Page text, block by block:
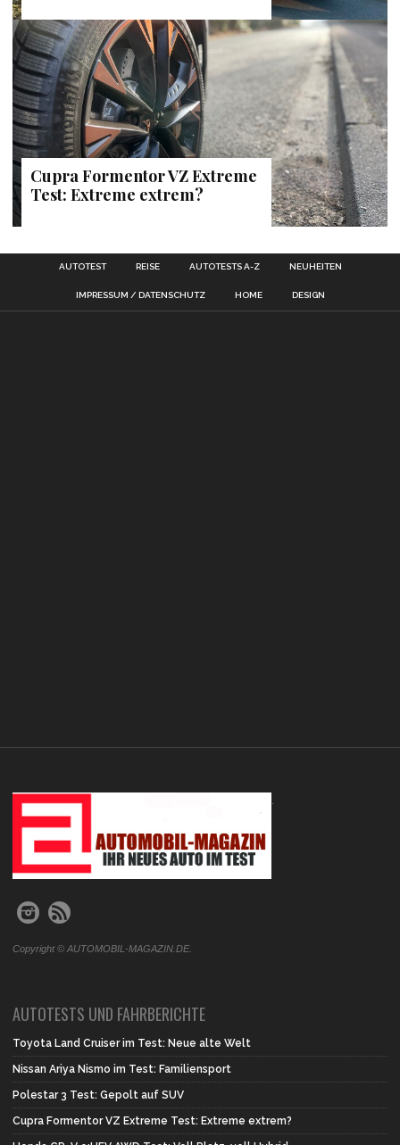
Cupra Formentor VZ Extreme
Test: Extreme extrem?
AUTOTEST REISE AUTOTESTS A-Z NEUHEITEN
IMPRESSUM / DATENSCHUTZ HOME DESIGN
.
Copyright © AUTOMOBIL-MAGAZIN.DE.
AUTOTESTS UND FAHRBERICHTE
Toyota Land Cruiser im Test: Neue alte Welt
Nissan Ariya Nismo im Test: Familiensport
Polestar 3 Test: Gepolt auf SUV
Cupra Formentor VZ Extreme Test: Extreme extrem?